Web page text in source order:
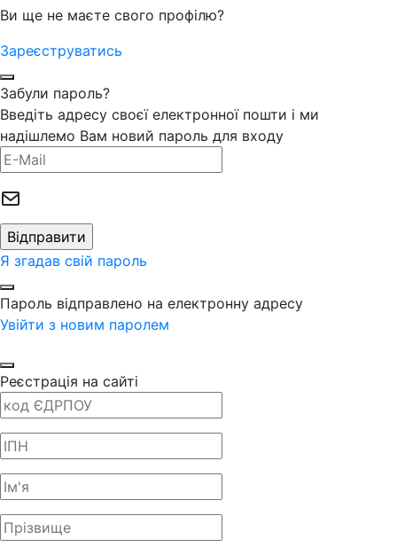
Ви ще не маєте свого профілю?
Зареєструватись
Забули пароль?
Введіть адресу своєї електронної пошти і ми
надішлемо Вам новий пароль для входу
Я згадав свій пароль
Пароль відправлено на електронну адресу
Увійти з новим паролем
Реєстрація на сайті